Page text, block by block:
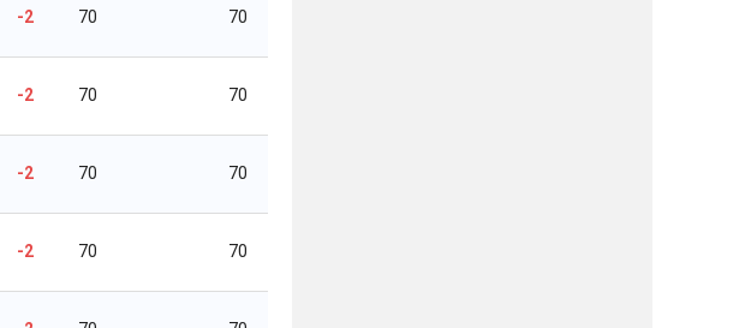
-2 70 70
-2 70 70
-2 70 70
-2 70 70